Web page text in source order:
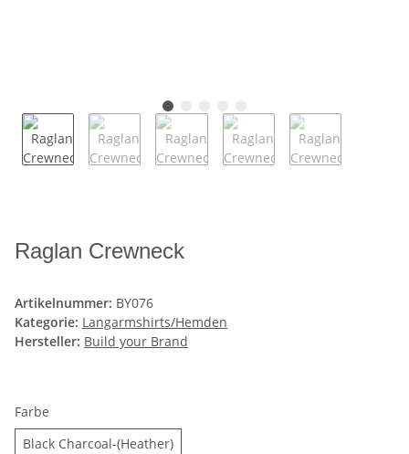
Raglan Crewneck
Artikelnummer: BY076
Kategorie: Langarmshirts/Hemden
Hersteller: Build your Brand
Farbe
Black Charcoal-(Heather)